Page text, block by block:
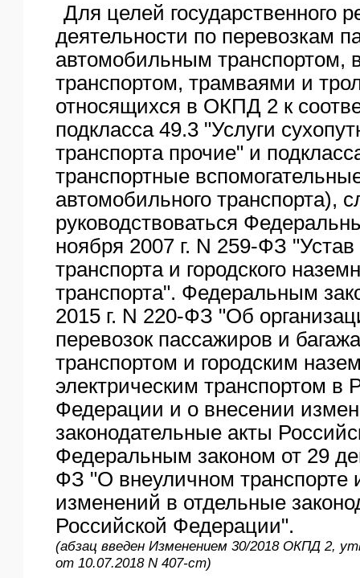
Для целей государственного
деятельности по перевозкам
автомобильным транспортом,
транспортом, трамваями и
относящихся в ОКПД 2 к
подкласса 49.3 "Услуги
транспорта прочие" и
транспортные
автомобильного транспорта),
руководствоваться
ноября 2007 г. N 259-ФЗ
транспорта и городского
транспорта". Федеральным
2015 г. N 220-ФЗ "Об
перевозок пассажиров и
транспортом и городским
электрическим транспортом в
Федерации и о внесении
законодательные акты
Федеральным законом от 29
ФЗ "О внеуличном транспорте
изменений в отдельные
Российской Федерации".
(абзац введен Изменением 30/2018 ОКПД 2,
от 10.07.2018 N 407-ст)